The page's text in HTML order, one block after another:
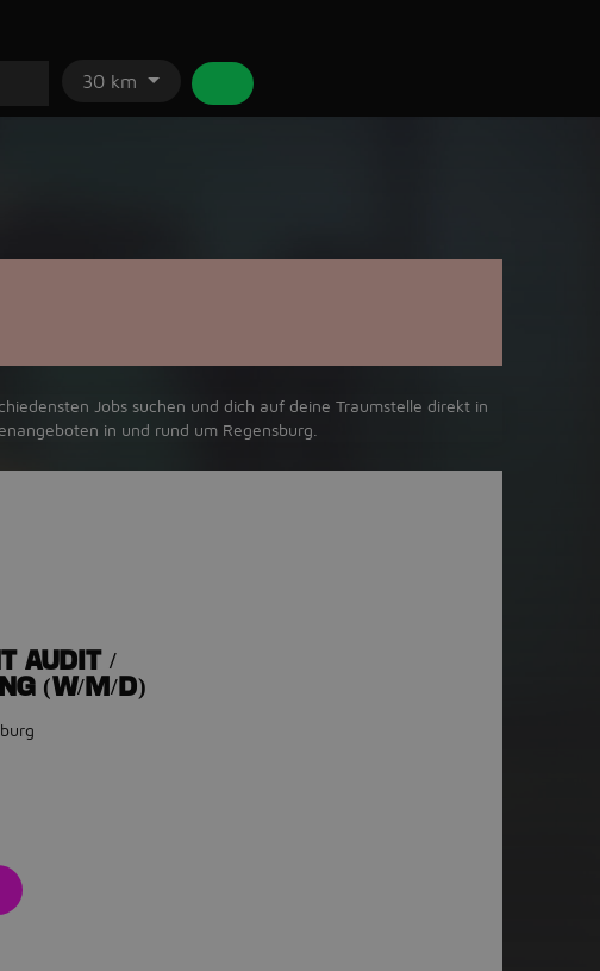
30 km
Jobs suchen und dich auf deine Traumstelle direkt in
in und rund um Regensburg.
AUDIT /
(W/M/D)